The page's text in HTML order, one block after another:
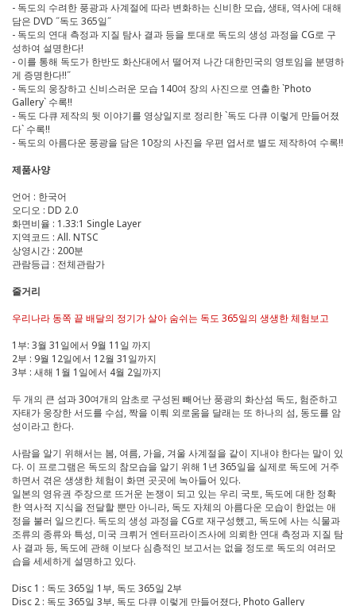
- 독도의 수려한 풍광과 사계절에 따라 변화하는 신비한 모습, 생태, 역사에 대해
담은 DVD ˝독도 365일˝
- 독도의 연대 측정과 지질 탐사 결과 등을 토대로 독도의 생성 과정을 CG로 구
성하여 설명한다!
- 이를 통해 독도가 한반도 화산대에서 떨어져 나간 대한민국의 영토임을 분명하
게 증명한다!!˝
- 독도의 웅장하고 신비스러운 모습 140여 장의 사진으로 연출한 `Photo
Gallery` 수록!!
- 독도 다큐 제작의 뒷 이야기를 영상일지로 정리한 `독도 다큐 이렇게 만들어졌
다` 수록!!
- 독도의 아름다운 풍광을 담은 10장의 사진을 우편 엽서로 별도 제작하여 수록!!
제품사양
언어 : 한국어
오디오 : DD 2.0
화면비율 : 1.33:1 Single Layer
지역코드 : All. NTSC
상영시간 : 200분
관람등급 : 전체관람가
줄거리
우리나라 동쪽 끝 배달의 정기가 살아 숨쉬는 독도 365일의 생생한 체험보고
1부: 3월 31일에서 9월 11일 까지
2부 : 9월 12일에서 12월 31일까지
3부 : 새해 1월 1일에서 4월 2일까지
두 개의 큰 섬과 30여개의 암초로 구성된 빼어난 풍광의 화산섬 독도, 험준하고
자태가 웅장한 서도를 수섬, 짝을 이뤄 외로움을 달래는 또 하나의 섬, 동도를 암
성이라고 한다.
사람을 알기 위해서는 봄, 여름, 가을, 겨울 사계절을 같이 지내야 한다는 말이 있
다. 이 프로그램은 독도의 참모습을 알기 위해 1년 365일을 실제로 독도에 거주
하면서 겪은 생생한 체험이 화면 곳곳에 녹아들어 있다.
일본의 영유권 주장으로 뜨거운 논쟁이 되고 있는 우리 국토, 독도에 대한 정확
한 역사적 지식을 전달할 뿐만 아니라, 독도 자체의 아름다운 모습이 한없는 애
정을 불러 일으킨다. 독도의 생성 과정을 CG로 재구성했고, 독도에 사는 식물과
조류의 종류와 특성, 미국 크뤼거 엔터프라이즈사에 의뢰한 연대 측정과 지질 탐
사 결과 등, 독도에 관해 이보다 심층적인 보고서는 없을 정도로 독도의 여러모
습을 세세하게 설명하고 있다.
Disc 1 : 독도 365일 1부, 독도 365일 2부
Disc 2 : 독도 365일 3부, 독도 다큐 이렇게 만들어졌다, Photo Gallery